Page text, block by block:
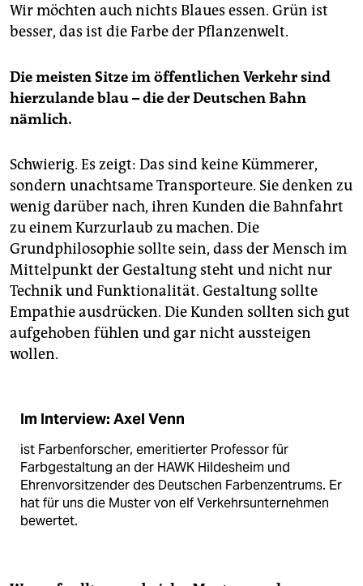
Wir möchten auch nichts Blaues essen. Grün ist
besser, das ist die Farbe der Pflanzenwelt.
Die meisten Sitze im öffentlichen Verkehr sind
hierzulande blau – die der Deutschen Bahn
nämlich.
Schwierig. Es zeigt: Das sind keine Kümmerer,
sondern unachtsame Transporteure. Sie denken zu
wenig darüber nach, ihren Kunden die Bahnfahrt
zu einem Kurzurlaub zu machen. Die
Grundphilosophie sollte sein, dass der Mensch im
Mittelpunkt der Gestaltung steht und nicht nur
Technik und Funktionalität. Gestaltung sollte
Empathie ausdrücken. Die Kunden sollten sich gut
aufgehoben fühlen und gar nicht aussteigen
wollen.
Im Interview: Axel Venn
ist Farbenforscher, emeritierter Professor für
Farbgestaltung an der HAWK Hildesheim und
Ehrenvorsitzender des Deutschen Farbenzentrums. Er
hat für uns die Muster von elf Verkehrsunternehmen
bewertet.